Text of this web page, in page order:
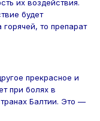
их воздействия.
будет
то препарат
прекрасное и
при болях в
Балтии. Это —